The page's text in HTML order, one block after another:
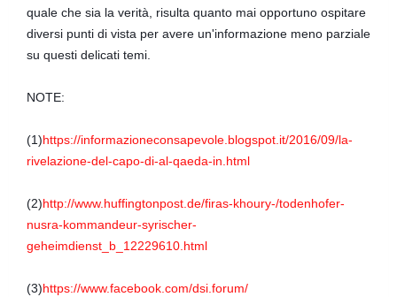
quale che sia la verità, risulta quanto mai opportuno ospitare
diversi punti di vista per avere un'informazione meno parziale
su questi delicati temi.
NOTE:
(1)https://informazioneconsapevole.blogspot.it/2016/09/la-
rivelazione-del-capo-di-al-qaeda-in.html
(2)http://www.huffingtonpost.de/firas-khoury-/todenhofer-
nusra-kommandeur-syrischer-
geheimdienst_b_12229610.html
(3)https://www.facebook.com/dsi.forum/